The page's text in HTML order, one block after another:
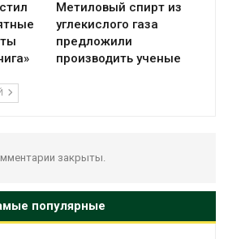
Метиловый спирт из
углекислого газа
предложили
производить ученые
закрыты.
популярные